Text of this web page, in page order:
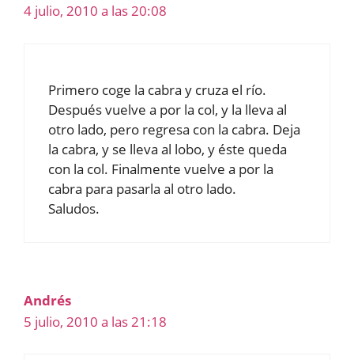
4 julio, 2010 a las 20:08
Primero coge la cabra y cruza el río.
Después vuelve a por la col, y la lleva al
otro lado, pero regresa con la cabra. Deja
la cabra, y se lleva al lobo, y éste queda
con la col. Finalmente vuelve a por la
cabra para pasarla al otro lado.
Saludos.
Andrés
5 julio, 2010 a las 21:18